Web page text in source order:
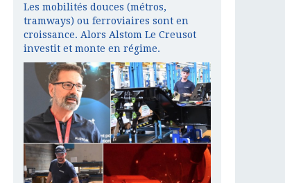
Les mobilités douces (métros,
tramways) ou ferroviaires sont en
croissance. Alors Alstom Le Creusot
investit et monte en régime.